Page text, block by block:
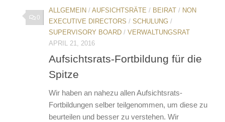
0
ALLGEMEIN / AUFSICHTSRÄTE / BEIRAT / NON
EXECUTIVE DIRECTORS / SCHULUNG /
SUPERVISORY BOARD / VERWALTUNGSRAT
APRIL 21, 2016
Aufsichtsrats-Fortbildung für die
Spitze
Wir haben an nahezu allen Aufsichtsrats-
Fortbildungen selber teilgenommen, um diese zu
beurteilen und besser zu verstehen. Wir